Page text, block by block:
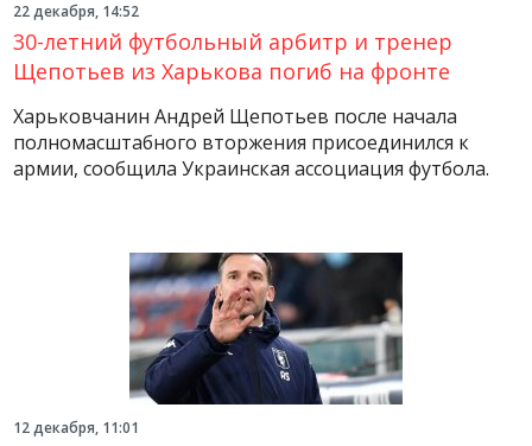
22 декабря, 14:52
30-летний футбольный арбитр и тренер
Щепотьев из Харькова погиб на фронте
Харьковчанин Андрей Щепотьев после начала
полномасштабного вторжения присоединился к
армии, сообщила Украинская ассоциация футбола.
12 декабря, 11:01